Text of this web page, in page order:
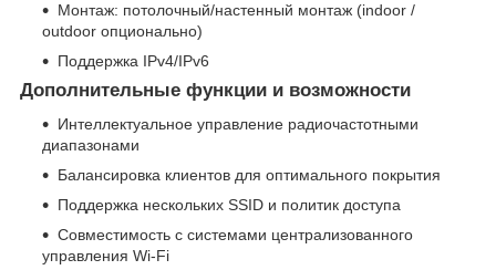
Монтаж: потолочный/настенный монтаж (indoor /
outdoor опционально)
Поддержка IPv4/IPv6
Дополнительные функции и возможности
Интеллектуальное управление радиочастотными
диапазонами
Балансировка клиентов для оптимального покрытия
Поддержка нескольких SSID и политик доступа
Совместимость с системами централизованного
управления Wi‑Fi